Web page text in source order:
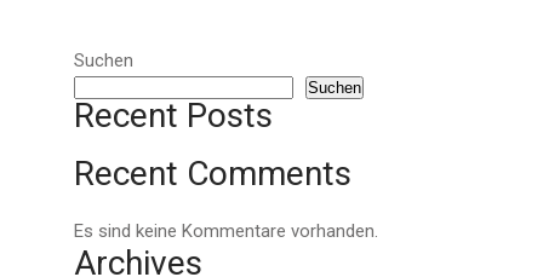
Suchen
Suchen
Recent Posts
Recent Comments
Es sind keine Kommentare vorhanden.
Archives